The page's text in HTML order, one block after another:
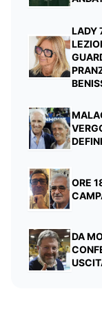
LADY
ORE
DA